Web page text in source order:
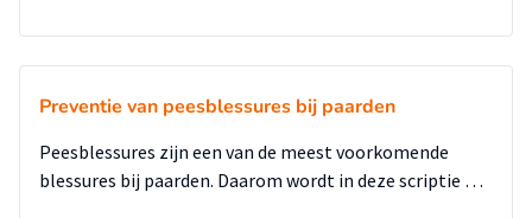
Preventie van peesblessures bij paarden
Peesblessures zijn een van de meest voorkomende
blessures bij paarden. Daarom wordt in deze scriptie …